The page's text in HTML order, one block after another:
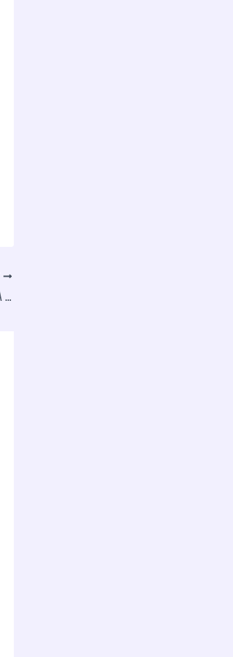
FMIPA MENGABDI UNIVERSITAS UDAYANA 2024